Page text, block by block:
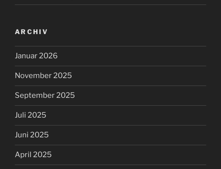
ARCHIV
Januar 2026
November 2025
September 2025
Juli 2025
Juni 2025
April 2025